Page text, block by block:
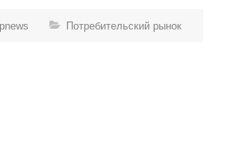
Потребительский рынок